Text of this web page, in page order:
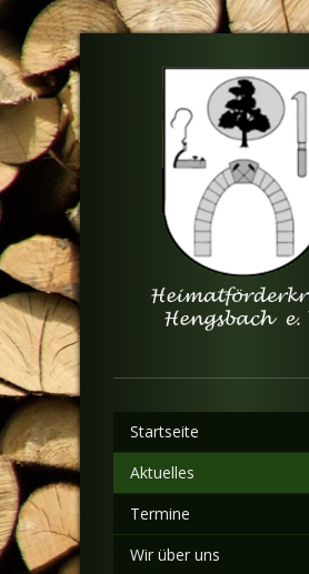
Startseite
Aktuelles
Termine
Wir über uns